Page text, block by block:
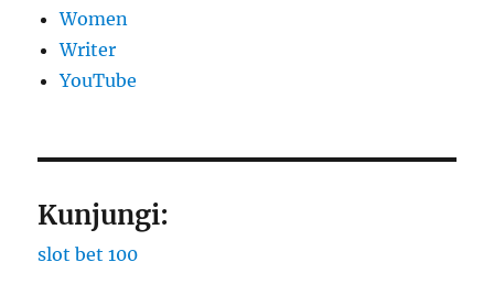
Women
Writer
YouTube
Kunjungi:
slot bet 100